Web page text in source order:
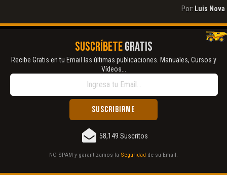
Por: Luis Nova
SUSCRÍBETEGRATIS
Recibe Gratis en tu Email las últimas publicaciones. Manuales, Cursos y
Vídeos...
58,149 Suscritos
NO SPAM y garantizamos la Seguridad de su Email.